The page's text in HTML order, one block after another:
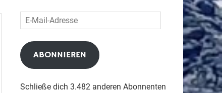
E-
Mail-
Adresse
ABONNIEREN
Schließe dich 3.482 anderen Abonnenten